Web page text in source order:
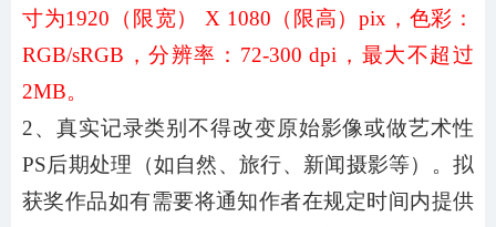
寸为1920（限宽） X 1080（限高）pix，色彩：
RGB/sRGB，分辨率：72-300 dpi，最大不超过
2MB。
2、真实记录类别不得改变原始影像或做艺术性
PS后期处理（如自然、旅行、新闻摄影等）。拟
获奖作品如有需要将通知作者在规定时间内提供